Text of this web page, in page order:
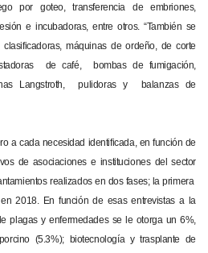
por goteo, transferencia de embriones,
e incubadoras, entre otros. “También se
máquinas de ordeño, de corte
de café, bombas de fumigación,
Langstroth, pulidoras y balanzas de
a cada necesidad identificada, en función de
de asociaciones e instituciones del sector
realizados en dos fases; la primera
2018. En función de esas entrevistas a la
plagas y enfermedades se le otorga un 6%,
(5.3%); biotecnología y trasplante de